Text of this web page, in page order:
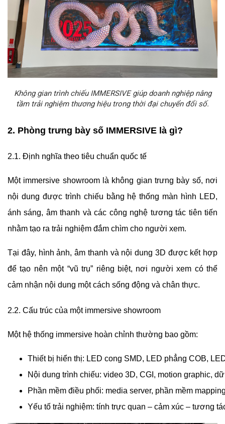
Không gian trình chiếu IMMERSIVE giúp doanh nghiệp nâng
tầm trải nghiệm thương hiệu trong thời đại chuyển đổi số.
2. Phòng trưng bày số IMMERSIVE là gì?
2.1. Định nghĩa theo tiêu chuẩn quốc tế
Một immersive showroom là không gian trưng bày số, nơi
nội dung được trình chiếu bằng hệ thống màn hình LED,
ánh sáng, âm thanh và các công nghệ tương tác tiên tiến
nhằm tạo ra trải nghiệm đắm chìm cho người xem.
Tại đây, hình ảnh, âm thanh và nội dung 3D được kết hợp
để tạo nên một “vũ trụ” riêng biệt, nơi người xem có thể
cảm nhận nội dung một cách sống động và chân thực.
2.2. Cấu trúc của một immersive showroom
Một hệ thống immersive hoàn chỉnh thường bao gồm:
Thiết bị hiển thị: LED cong SMD, LED phẳng COB,
Nội dung trình chiếu: video 3D, CGI, motion graphic,
Phần mềm điều phối: media server, phần mềm
Yếu tố trải nghiệm: tính trực quan – cảm xúc – tương